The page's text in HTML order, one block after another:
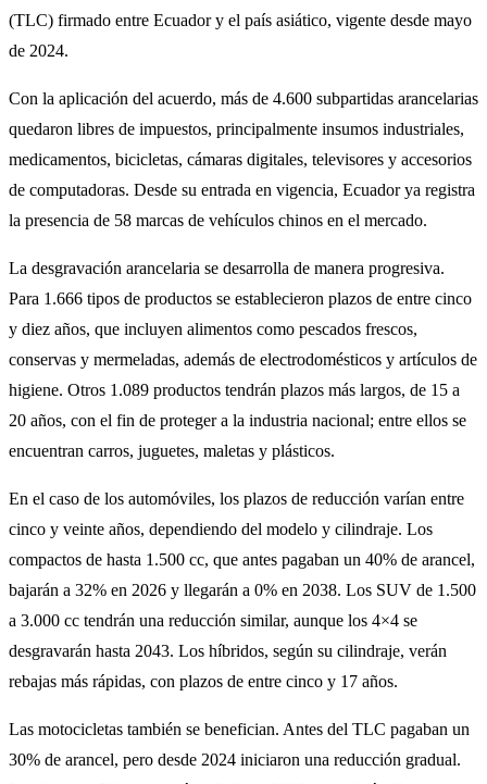
(TLC) firmado entre Ecuador y el país asiático, vigente desde mayo
de 2024.
Con la aplicación del acuerdo, más de 4.600 subpartidas arancelarias
quedaron libres de impuestos, principalmente insumos industriales,
medicamentos, bicicletas, cámaras digitales, televisores y accesorios
de computadoras. Desde su entrada en vigencia, Ecuador ya registra
la presencia de 58 marcas de vehículos chinos en el mercado.
La desgravación arancelaria se desarrolla de manera progresiva.
Para 1.666 tipos de productos se establecieron plazos de entre cinco
y diez años, que incluyen alimentos como pescados frescos,
conservas y mermeladas, además de electrodomésticos y artículos de
higiene. Otros 1.089 productos tendrán plazos más largos, de 15 a
20 años, con el fin de proteger a la industria nacional; entre ellos se
encuentran carros, juguetes, maletas y plásticos.
En el caso de los automóviles, los plazos de reducción varían entre
cinco y veinte años, dependiendo del modelo y cilindraje. Los
compactos de hasta 1.500 cc, que antes pagaban un 40% de arancel,
bajarán a 32% en 2026 y llegarán a 0% en 2038. Los SUV de 1.500
a 3.000 cc tendrán una reducción similar, aunque los 4×4 se
desgravarán hasta 2043. Los híbridos, según su cilindraje, verán
rebajas más rápidas, con plazos de entre cinco y 17 años.
Las motocicletas también se benefician. Antes del TLC pagaban un
30% de arancel, pero desde 2024 iniciaron una reducción gradual.